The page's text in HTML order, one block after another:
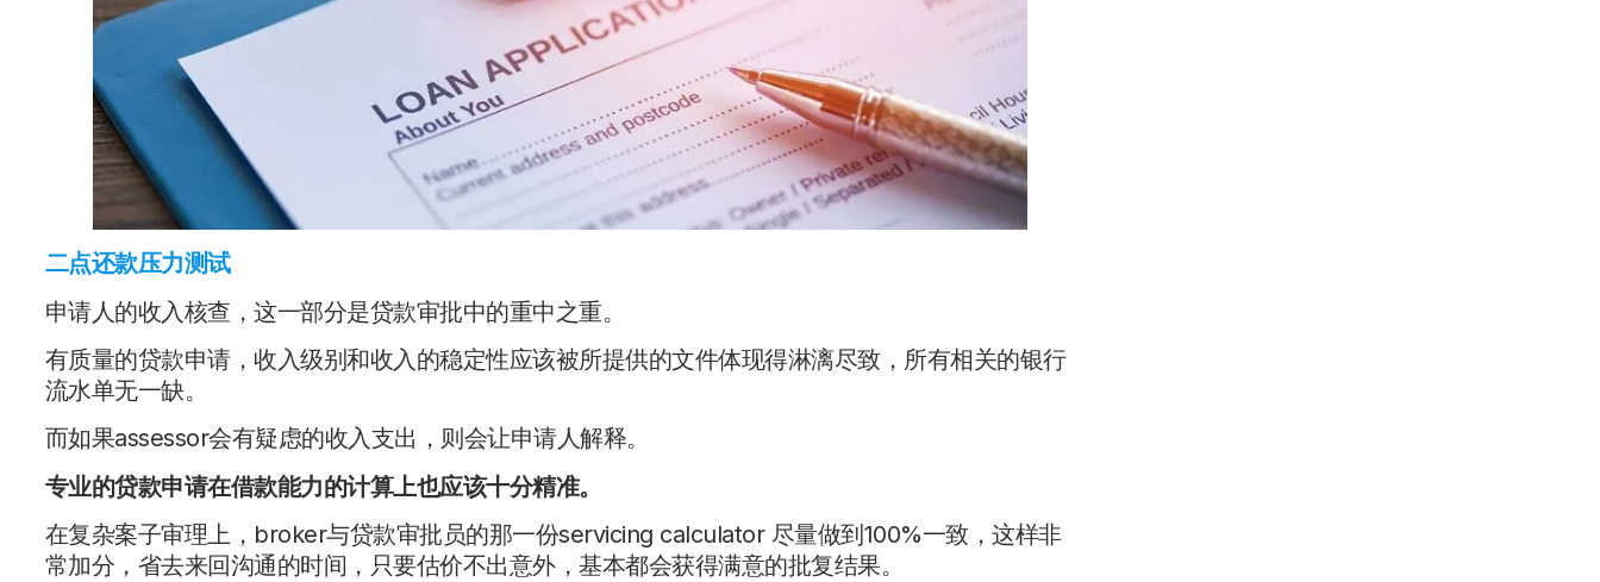
二点还款压力测试
申请人的收入核查，这一部分是贷款审批中的重中之重。
有质量的贷款申请，收入级别和收入的稳定性应该被所提供的文件体现得淋漓尽致，所有相关的银行
流水单无一缺。
而如果assessor会有疑虑的收入支出，则会让申请人解释。
专业的贷款申请在借款能力的计算上也应该十分精准。
在复杂案子审理上，broker与贷款审批员的那一份servicing calculator 尽量做到100%一致，这样非
常加分，省去来回沟通的时间，只要估价不出意外，基本都会获得满意的批复结果。